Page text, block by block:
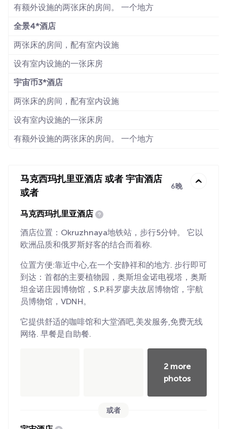
有额外设施的两张床的房间。 一个地方
全景4*酒店
两张床的房间，配有室内设施
设有室内设施的一张床房
宇宙币3*酒店
两张床的房间，配有室内设施
设有室内设施的一张床房
有额外设施的两张床的房间。 一个地方
马克西玛扎里亚酒店 或者 宇宙酒店
或者
6晚
马克西玛扎里亚酒店
酒店位置：Okruzhnaya地铁站，步行5分钟。 它以
欧洲品质和俄罗斯好客的结合而着称.
位置方便:靠近中心,在一个安静祥和的地方. 步行即可
到达：首都的主要植物园，奥斯坦金诺电视塔，奥斯
坦金诺庄园博物馆，S.P.科罗廖夫故居博物馆，宇航
员博物馆，VDNH。
它提供舒适的咖啡馆和大堂酒吧,美发服务,免费无线
网络. 早餐是自助餐.
2 more
photos
或者